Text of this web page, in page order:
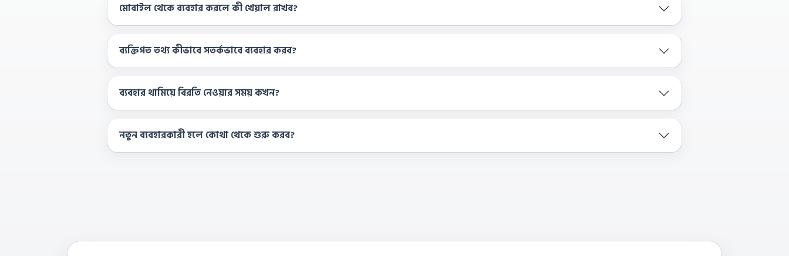
মোবাইল থেকে ব্যবহার করলে কী খেয়াল রাখব?
ব্যক্তিগত তথ্য কীভাবে সতর্কভাবে ব্যবহার করব?
ব্যবহার থামিয়ে বিরতি নেওয়ার সময় কখন?
নতুন ব্যবহারকারী হলে কোথা থেকে শুরু করব?